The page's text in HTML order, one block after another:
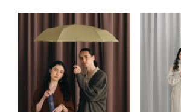
クラシッ
兼用 ギフ